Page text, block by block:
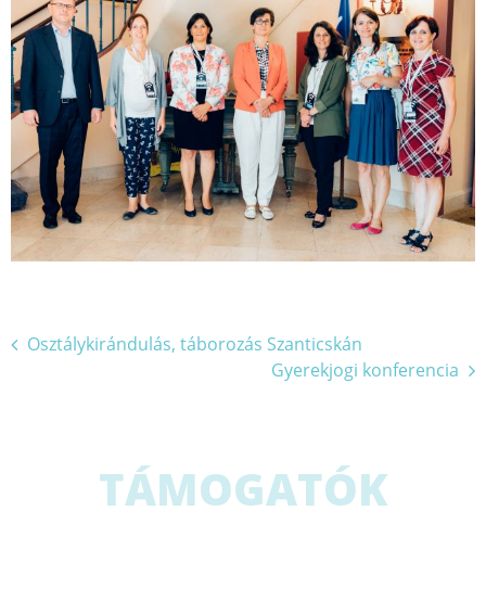
Bejegyzés
Osztálykirándulás, táborozás Szanticskán
Gyerekjogi konferencia
TÁMOGATÓK